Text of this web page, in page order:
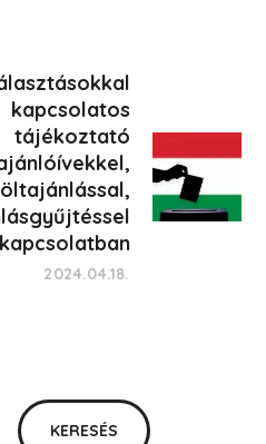
kapcsolatos
tájékoztató
kapcsolatban
2024.04.18.
KERESÉS